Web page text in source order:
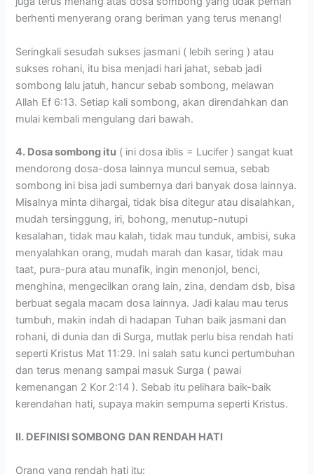
berhenti menyerang orang beriman yang terus menang!
Seringkali sesudah sukses jasmani ( lebih sering ) atau
sukses rohani, itu bisa menjadi hari jahat, sebab jadi
sombong lalu jatuh, hancur sebab sombong, melawan
Allah Ef 6:13. Setiap kali sombong, akan direndahkan dan
mulai kembali mengulang dari bawah.
4. Dosa sombong itu ( ini dosa iblis = Lucifer ) sangat kuat
mendorong dosa-dosa lainnya muncul semua, sebab
sombong ini bisa jadi sumbernya dari banyak dosa lainnya.
Misalnya minta dihargai, tidak bisa ditegur atau disalahkan,
mudah tersinggung, iri, bohong, menutup-nutupi
kesalahan, tidak mau kalah, tidak mau tunduk, ambisi, suka
menyalahkan orang, mudah marah dan kasar, tidak mau
taat, pura-pura atau munafik, ingin menonjol, benci,
menghina, mengecilkan orang lain, zina, dendam dsb, bisa
berbuat segala macam dosa lainnya. Jadi kalau mau terus
tumbuh, makin indah di hadapan Tuhan baik jasmani dan
rohani, di dunia dan di Surga, mutlak perlu bisa rendah hati
seperti Kristus Mat 11:29. Ini salah satu kunci pertumbuhan
dan terus menang sampai masuk Surga ( pawai
kemenangan 2 Kor 2:14 ). Sebab itu pelihara baik-baik
kerendahan hati, supaya makin sempurna seperti Kristus.
II. DEFINISI SOMBONG DAN RENDAH HATI
Orang yang rendah hati itu: